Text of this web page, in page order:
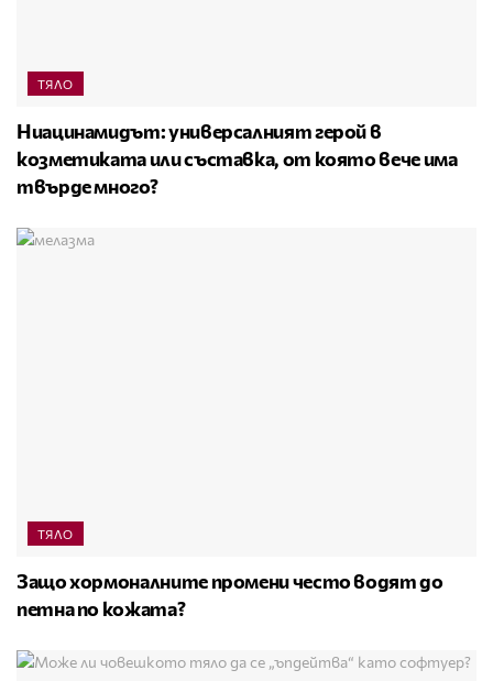
ТЯЛО
Ниацинамидът: универсалният герой в
козметиката или съставка, от която вече има
твърде много?
ТЯЛО
Защо хормоналните промени често водят до
петна по кожата?